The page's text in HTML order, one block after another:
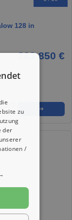
128 in
283.850 €
➦ ➜
zu
der
/